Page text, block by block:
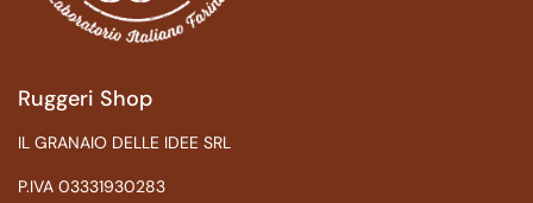
Ruggeri Shop
IL GRANAIO DELLE IDEE SRL
P.IVA 03331930283